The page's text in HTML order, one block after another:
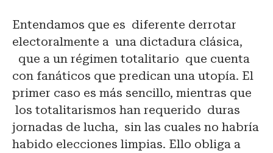
Entendamos que es diferente derrotar
electoralmente a una dictadura clásica,
que a un régimen totalitario que cuenta
con fanáticos que predican una utopía. El
primer caso es más sencillo, mientras que
los totalitarismos han requerido duras
jornadas de lucha, sin las cuales no habría
habido elecciones limpias. Ello obliga a